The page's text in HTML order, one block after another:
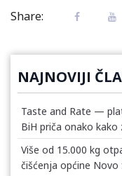
Share:
NAJNOVIJI
Taste and Rate —
BiH priča onako kako
Više od 15.000 kg
čišćenja općine Novo